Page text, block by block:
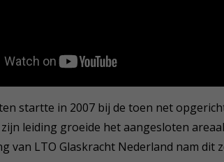
startte in 2007 bij de toen net
leiding groeide het aangesloten
van LTO Glaskracht Nederland nam dit